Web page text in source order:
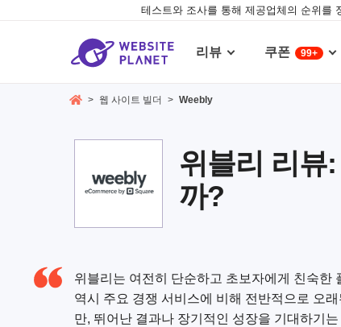
테스트와 조사를 통해 제공업체의 순위를
리뷰 쿠폰 99+
> 웹 사이트 빌더 > Weebly
위블리 리뷰
까?
위블리는 여전히 단순하고 초보자에게 친숙한
역시 주요 경쟁 서비스에 비해 전반적으로 오
만, 뛰어난 결과나 장기적인 성장을 기대하기